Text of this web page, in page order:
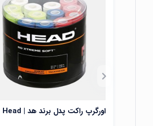
اورگرپ راکت پدل برند هد | Head